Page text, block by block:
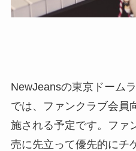
NewJeansの東京ドーム
では、ファンクラブ会員
施される予定です。ファ
売に先立って優先的にチ